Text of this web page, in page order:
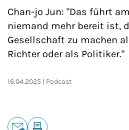
Chan-jo Jun: "Das führt
niemand mehr bereit ist,
Gesellschaft zu machen
Richter oder als Politiker."
16.04.2025 Podcast
Teilen